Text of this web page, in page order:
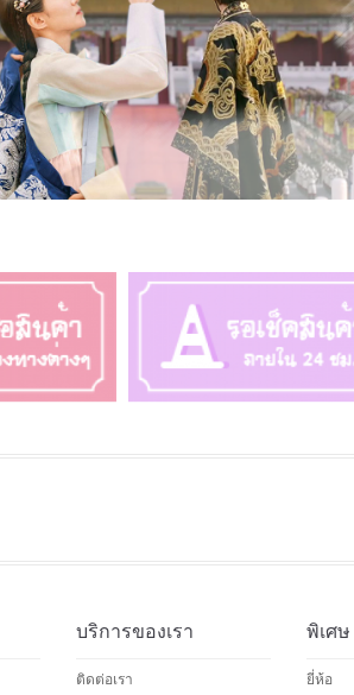
บริการของเรา
ติดต่อเรา
พิเศษ
ยี่ห้อ